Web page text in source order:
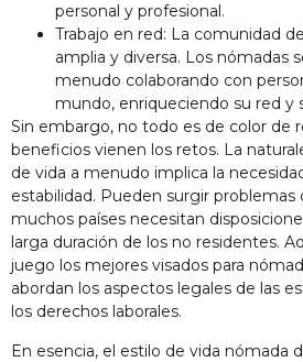
personal y profesional.
Trabajo en red: La comunidad
amplia y diversa. Los nómadas
menudo colaborando con
mundo, enriqueciendo su red y
Sin embargo, no todo es de color de
beneficios vienen los retos. La
de vida a menudo implica la
estabilidad. Pueden surgir problemas
muchos países necesitan
larga duración de los no residentes.
juego los mejores visados para
abordan los aspectos legales de las
los derechos laborales.
En esencia, el estilo de vida nómada